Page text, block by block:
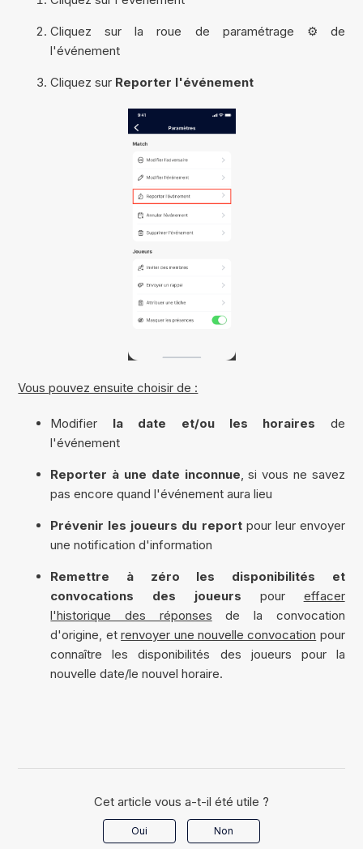
Cliquez sur la roue de paramétrage ⚙️ de
l'événement
Cliquez sur Reporter l'événement
Vous pouvez ensuite choisir de :
Modifier la date et/ou les horaires de
l'événement
Reporter à une date inconnue, si vous ne savez
pas encore quand l'événement aura lieu
Prévenir les joueurs du reportpour leur envoyer
une notification d'information
Remettre à zéro les disponibilités et
convocations des joueurs pour effacer
l'historique des réponses de la convocation
d'origine, etrenvoyer une nouvelle convocation pour
connaître les disponibilités des joueurs pour la
nouvelle date/le nouvel horaire.
Cet article vous a-t-il été utile ?
Oui Non